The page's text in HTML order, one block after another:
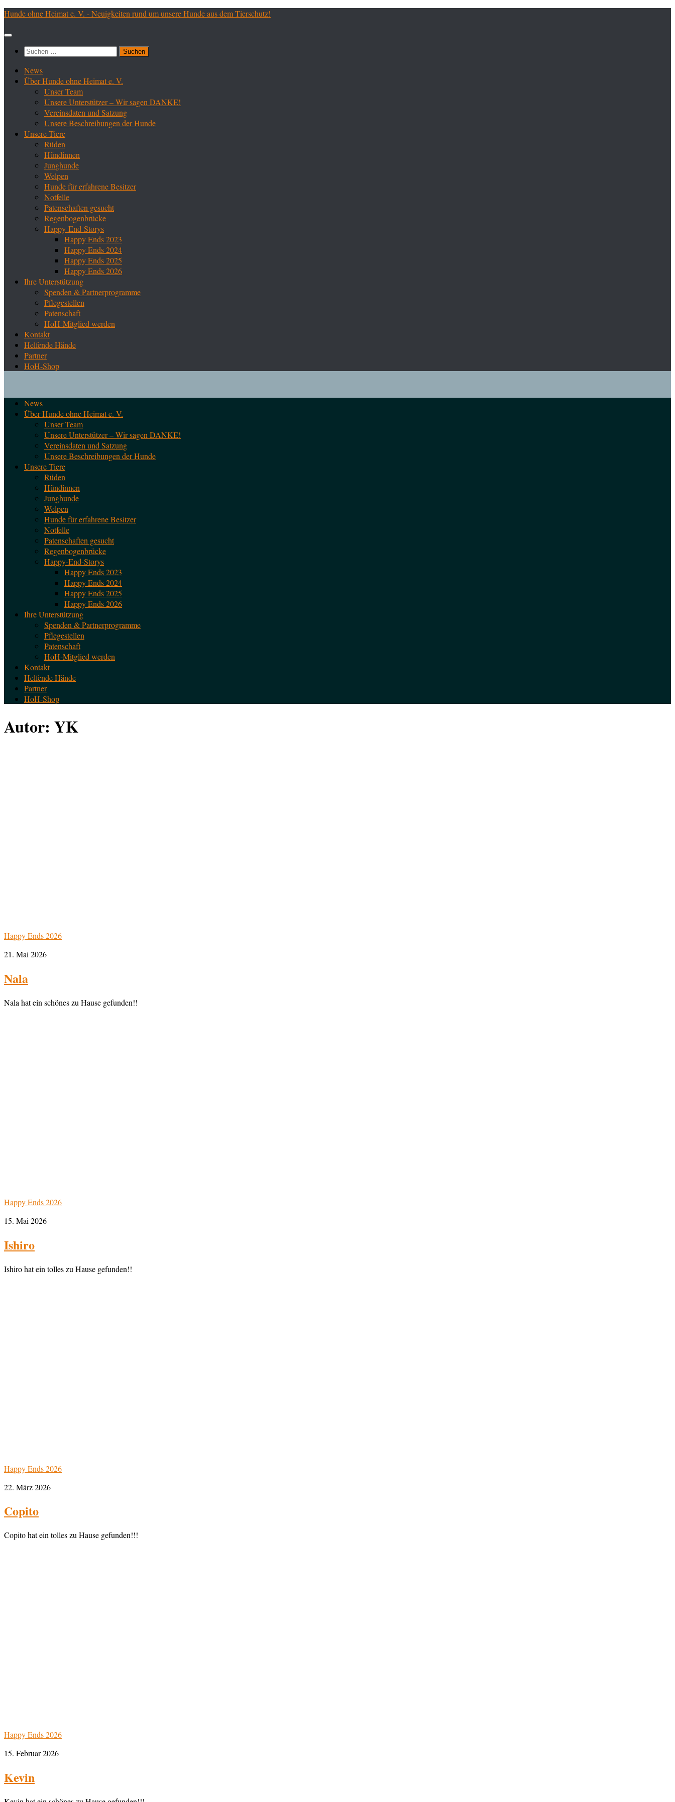
Zum
springen
Hunde ohne Heimat e. V. - Neuigkeiten rund um unsere Hunde aus dem Tierschutz!
Suchen
News
Über Hunde ohne Heimat e. V.
Unser Team
Unsere Unterstützer – Wir sagen DANKE!
Vereinsdaten und Satzung
Unsere Beschreibungen der Hunde
Unsere Tiere
Rüden
Hündinnen
Junghunde
Welpen
Hunde für erfahrene Besitzer
Notfelle
Patenschaften gesucht
Regenbogenbrücke
Happy-End-Storys
Happy Ends 2023
Happy Ends 2024
Happy Ends 2025
Happy Ends 2026
Ihre Unterstützung
Spenden & Partnerprogramme
Pflegestellen
Patenschaft
HoH-Mitglied werden
Kontakt
Helfende Hände
Partner
HoH-Shop
News
Über Hunde ohne Heimat e. V.
Unser Team
Unsere Unterstützer – Wir sagen DANKE!
Vereinsdaten und Satzung
Unsere Beschreibungen der Hunde
Unsere Tiere
Rüden
Hündinnen
Junghunde
Welpen
Hunde für erfahrene Besitzer
Notfelle
Patenschaften gesucht
Regenbogenbrücke
Happy-End-Storys
Happy Ends 2023
Happy Ends 2024
Happy Ends 2025
Happy Ends 2026
Ihre Unterstützung
Spenden & Partnerprogramme
Pflegestellen
Patenschaft
HoH-Mitglied werden
Kontakt
Helfende Hände
Partner
HoH-Shop
Autor: YK
Happy Ends 2026
21. Mai 2026
Nala
Nala hat ein schönes zu Hause gefunden!!
Happy Ends 2026
15. Mai 2026
Ishiro
Ishiro hat ein tolles zu Hause gefunden!!
Happy Ends 2026
22. März 2026
Copito
Copito hat ein tolles zu Hause gefunden!!!
Happy Ends 2026
15. Februar 2026
Kevin